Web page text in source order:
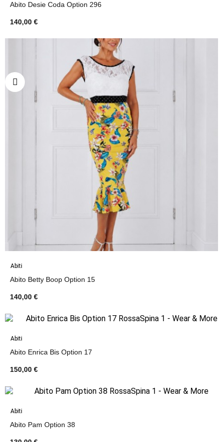
Abito Desie Coda Option 296
140,00 €
Abiti
Abito Betty Boop Option 15
140,00 €
Abiti
Abito Enrica Bis Option 17
150,00 €
Abiti
Abito Pam Option 38